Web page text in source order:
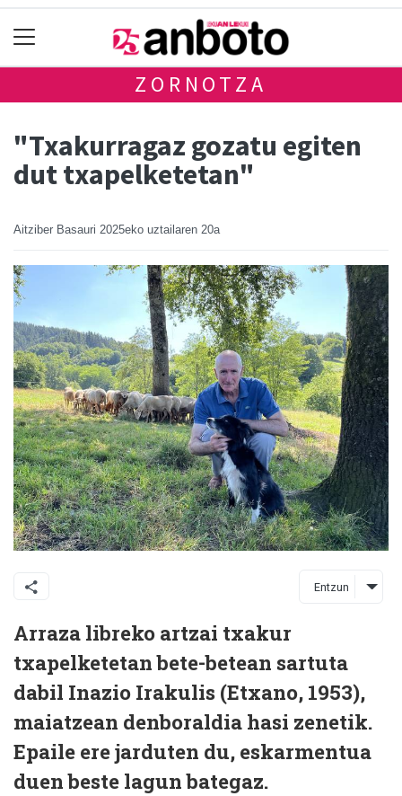
ZORNOTZA
"Txakurragaz gozatu egiten
dut txapelketetan"
Aitziber Basauri 2025eko uztailaren 20a
Entzun
Arraza libreko artzai txakur
txapelketetan bete-betean sartuta
dabil Inazio Irakulis (Etxano, 1953),
maiatzean denboraldia hasi zenetik.
Epaile ere jarduten du, eskarmentua
duen beste lagun bategaz.